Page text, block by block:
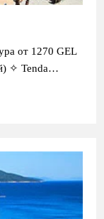
от 1270 GEL
✧ Tenda…